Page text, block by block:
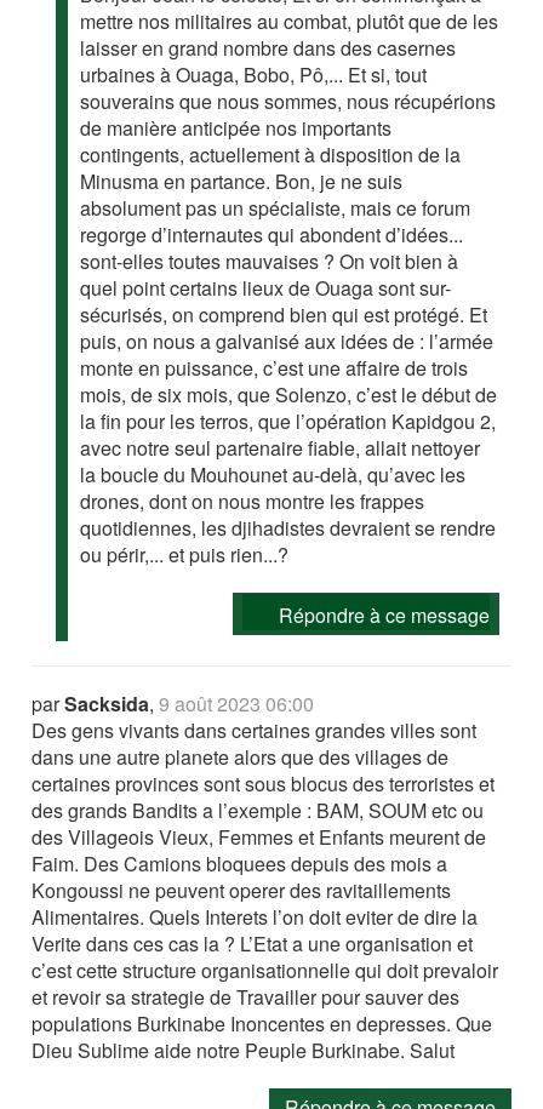
mettre nos militaires au combat, plutôt que de les
laisser en grand nombre dans des casernes
urbaines à Ouaga, Bobo, Pô,... Et si, tout
souverains que nous sommes, nous récupérions
de manière anticipée nos importants
contingents, actuellement à disposition de la
Minusma en partance. Bon, je ne suis
absolument pas un spécialiste, mais ce forum
regorge d’internautes qui abondent d’idées...
sont-elles toutes mauvaises ? On voit bien à
quel point certains lieux de Ouaga sont sur-
sécurisés, on comprend bien qui est protégé. Et
puis, on nous a galvanisé aux idées de : l’armée
monte en puissance, c’est une affaire de trois
mois, de six mois, que Solenzo, c’est le début de
la fin pour les terros, que l’opération Kapidgou 2,
avec notre seul partenaire fiable, allait nettoyer
la boucle du Mouhounet au-delà, qu’avec les
drones, dont on nous montre les frappes
quotidiennes, les djihadistes devraient se rendre
ou périr,... et puis rien...?
Répondre à ce message
parSacksida,9 août 2023 06:00
Des gens vivants dans certaines grandes villes sont
dans une autre planete alors que des villages de
certaines provinces sont sous blocus des terroristes et
des grands Bandits a l’exemple : BAM, SOUM etc ou
des Villageois Vieux, Femmes et Enfants meurent de
Faim. Des Camions bloquees depuis des mois a
Kongoussi ne peuvent operer des ravitaillements
Alimentaires. Quels Interets l’on doit eviter de dire la
Verite dans ces cas la ? L’Etat a une organisation et
c’est cette structure organisationnelle qui doit prevaloir
et revoir sa strategie de Travailler pour sauver des
populations Burkinabe Inoncentes en depresses. Que
Dieu Sublime aide notre Peuple Burkinabe. Salut